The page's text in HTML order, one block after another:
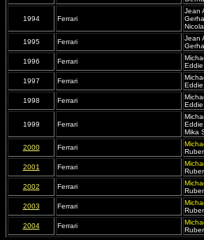
1994 Ferrari
Jean
1995
Ferrari
Jean
1996
Ferrari
1997
Ferrari
1998
Ferrari
1999 Ferrari
Mika
2000
Ferrari
2001
Ferrari
2002
Ferrari
2003
Ferrari
2004
Ferrari